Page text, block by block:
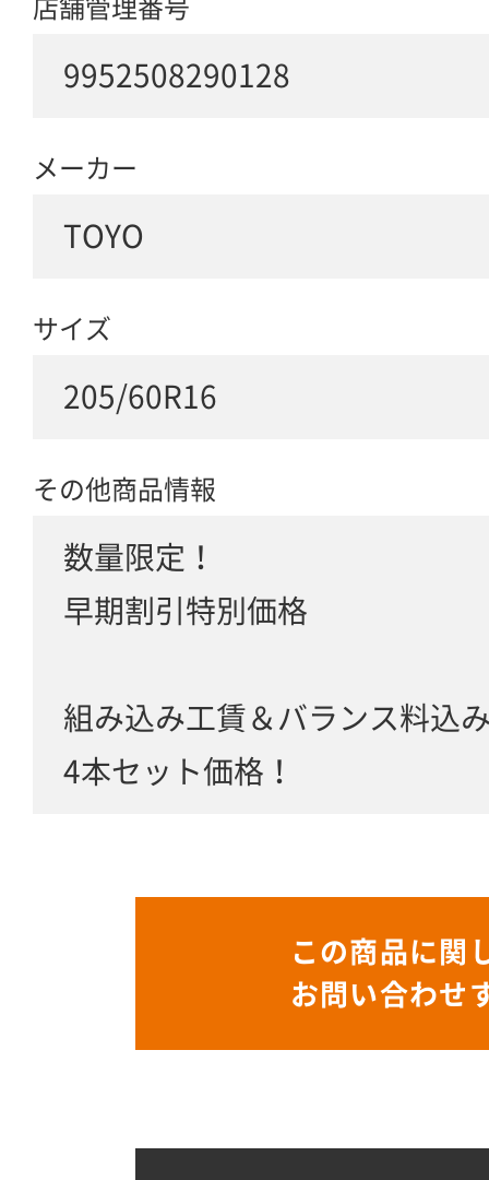
店舗管理番号
9952508290128
メーカー
TOYO
サイズ
205/60R16
その他商品情報
数量限定！
早期割引特別価格
組み込み工賃＆バランス料込
4本セット価格！
この商品に関
お問い合わせ